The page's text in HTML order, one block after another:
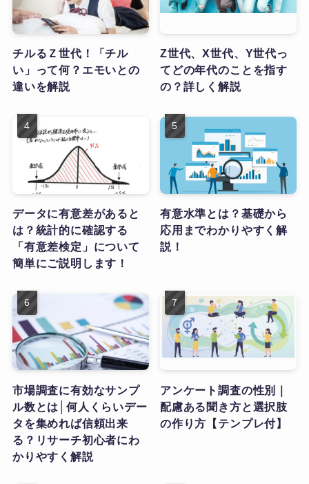
チルるＺ世代！「チル
い」って何？エモいとの
違いを解説
Z世代、X世代、Y世代っ
てどの年代のことを指す
の？詳しく解説
データに有意差があると
は？統計的に確認する
「有意差検定」について
簡単にご説明します！
有意水準とは？基礎から
応用までわかりやすく解
説！
市場調査に有効なサンプ
ル数とは│何人くらいデー
タを集めれば信頼出来
る？リサーチ初心者にわ
かりやすく解説
アンケート調査の性別｜
配慮ある聞き方と選択肢
の作り方【テンプレ付】